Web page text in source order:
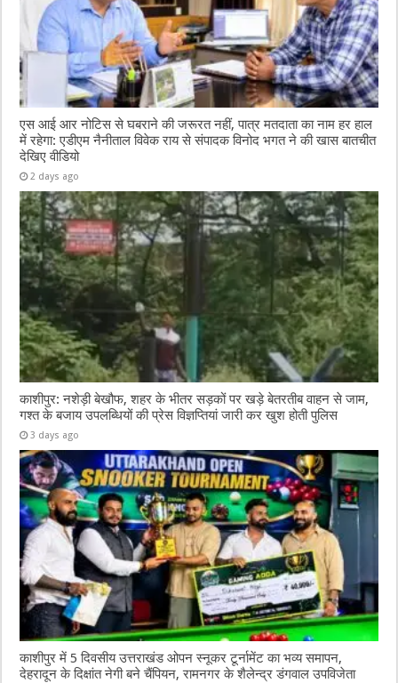
एस आई आर नोटिस से घबराने की जरूरत नहीं, पात्र मतदाता का नाम हर हाल
में रहेगा: एडीएम नैनीताल विवेक राय से संपादक विनोद भगत ने की खास बातचीत
देखिए वीडियो
2 days ago
काशीपुर: नशेड़ी बेखौफ, शहर के भीतर सड़कों पर खड़े बेतरतीब वाहन से जाम,
गश्त के बजाय उपलब्धियों की प्रेस विज्ञप्तियां जारी कर खुश होती पुलिस
3 days ago
काशीपुर में 5 दिवसीय उत्तराखंड ओपन स्नूकर टूर्नामेंट का भव्य समापन,
देहरादून के दिक्षांत नेगी बने चैंपियन, रामनगर के शैलेन्द्र डंगवाल उपविजेता